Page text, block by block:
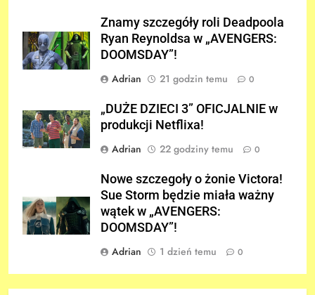
Znamy szczegóły roli Deadpoola
Ryan Reynoldsa w „AVENGERS:
DOOMSDAY”!
Adrian
21 godzin temu 0
„DUŻE DZIECI 3” OFICJALNIE w
produkcji Netflixa!
Adrian
22 godziny temu 0
Nowe szczegoły o żonie Victora!
Sue Storm będzie miała ważny
wątek w „AVENGERS:
DOOMSDAY”!
Adrian
1 dzień temu 0